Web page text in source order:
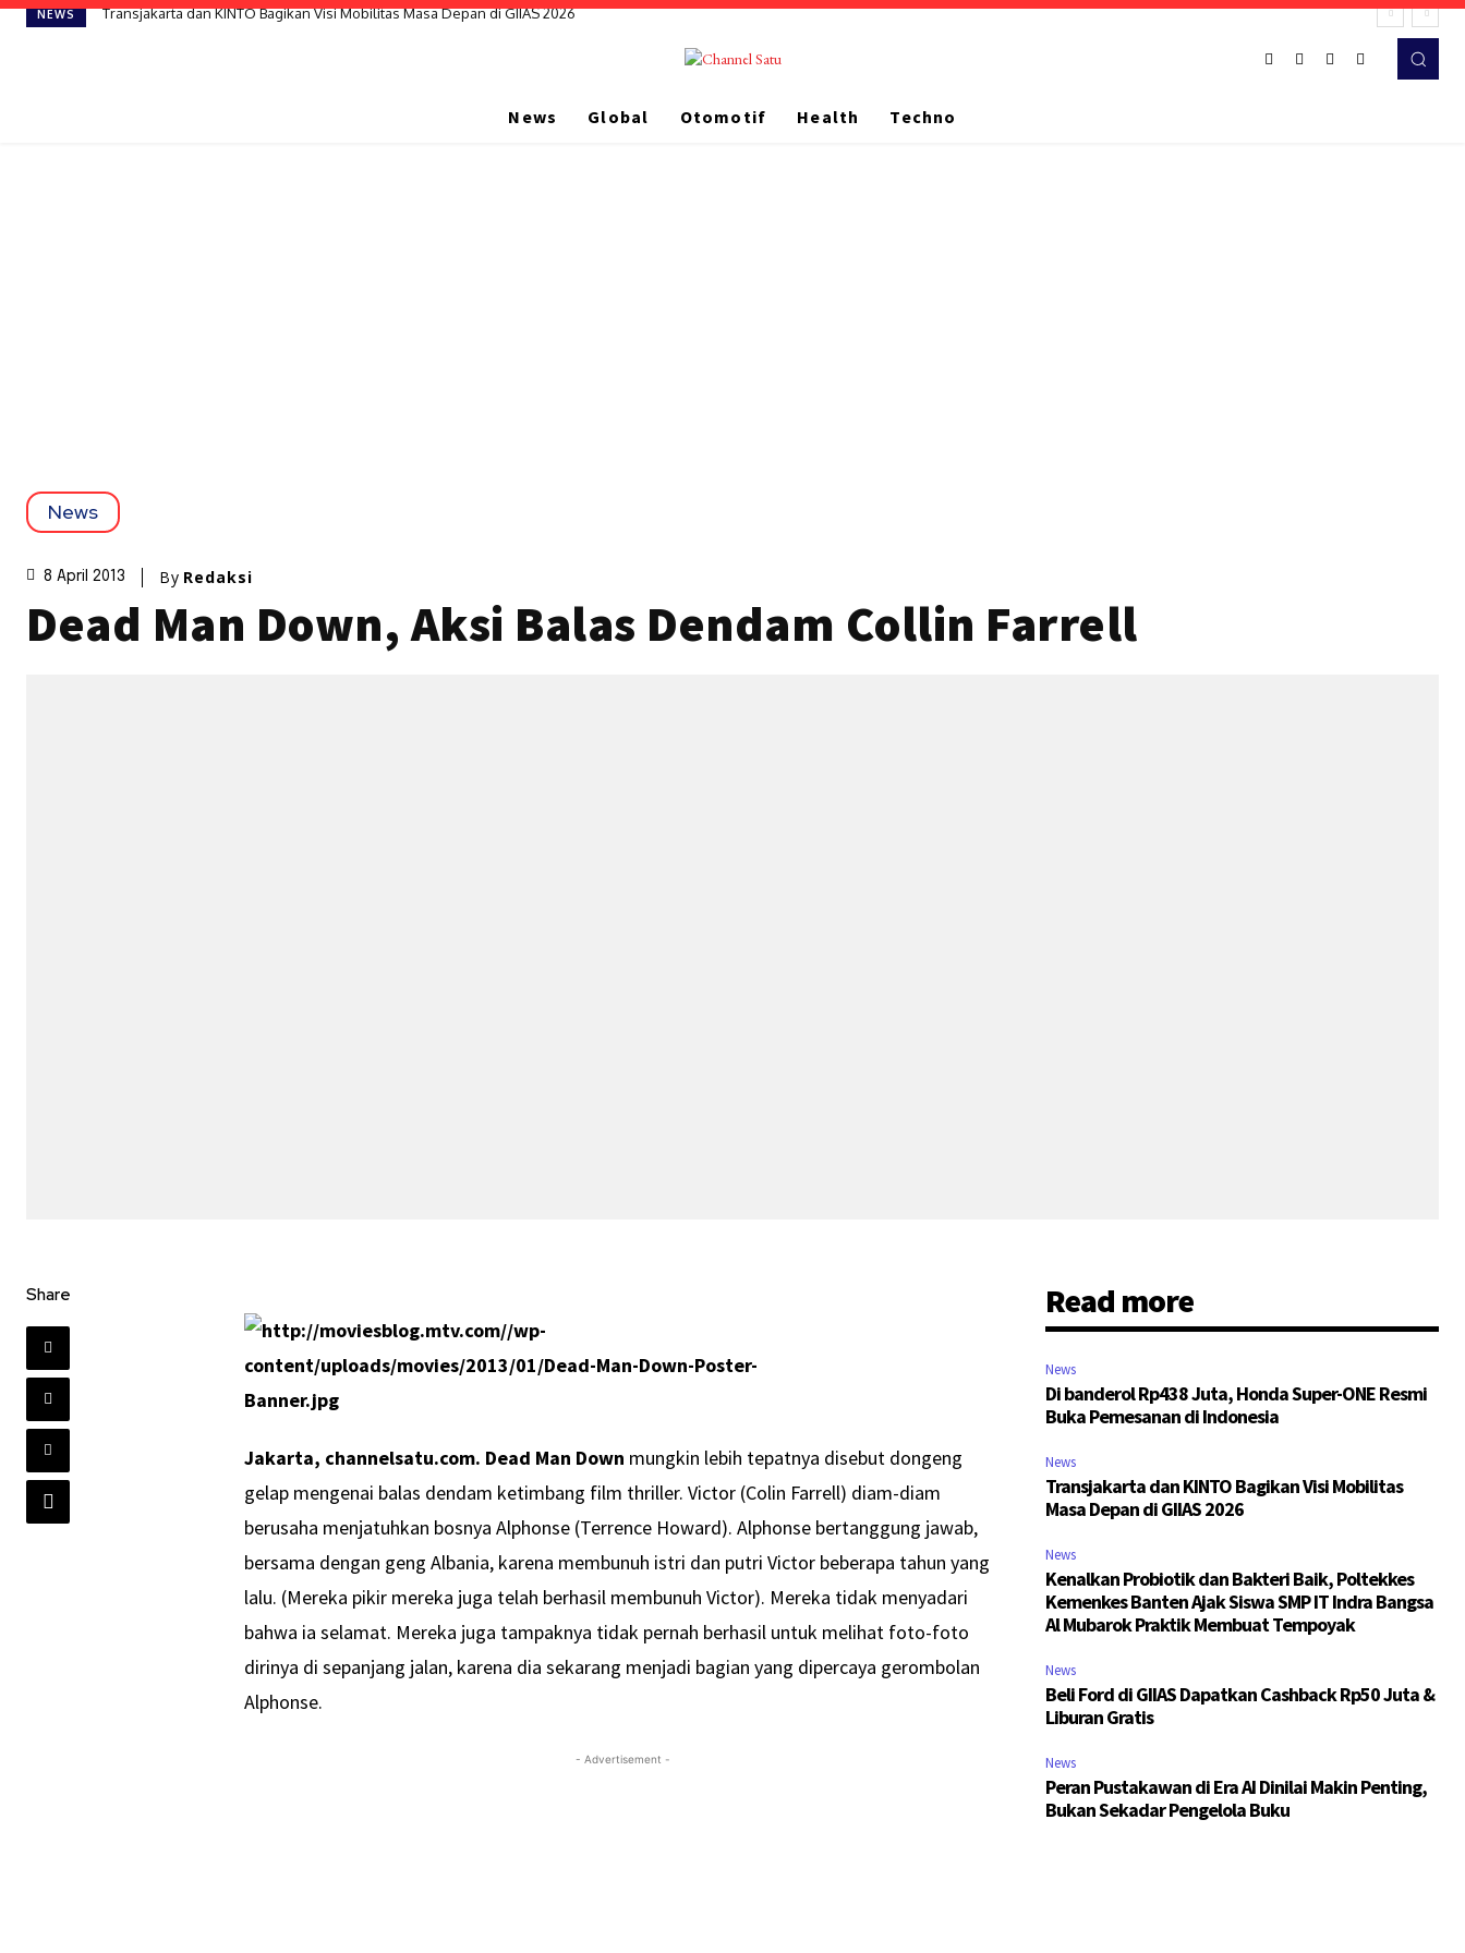
NEWS Transjakarta dan KINTO Bagikan Visi Mobilitas Masa Depan di GIIAS 2026
News Global Otomotif Health Techno
News
8 April 2013 By Redaksi
Dead Man Down, Aksi Balas Dendam Collin Farrell
Share
Jakarta, channelsatu.com. Dead Man Down mungkin lebih tepatnya disebut dongeng
gelap mengenai balas dendam ketimbang film thriller. Victor (Colin Farrell) diam-diam
berusaha menjatuhkan bosnya Alphonse (Terrence Howard). Alphonse bertanggung jawab,
bersama dengan geng Albania, karena membunuh istri dan putri Victor beberapa tahun yang
lalu. (Mereka pikir mereka juga telah berhasil membunuh Victor). Mereka tidak menyadari
bahwa ia selamat. Mereka juga tampaknya tidak pernah berhasil untuk melihat foto-foto
dirinya di sepanjang jalan, karena dia sekarang menjadi bagian yang dipercaya gerombolan
Alphonse.
- Advertisement -
Read more
News
Di banderol Rp438 Juta, Honda Super-ONE Resmi
Buka Pemesanan di Indonesia
News
Transjakarta dan KINTO Bagikan Visi Mobilitas
Masa Depan di GIIAS 2026
News
Kenalkan Probiotik dan Bakteri Baik, Poltekkes
Kemenkes Banten Ajak Siswa SMP IT Indra Bangsa
Al Mubarok Praktik Membuat Tempoyak
News
Beli Ford di GIIAS Dapatkan Cashback Rp50 Juta &
Liburan Gratis
News
Peran Pustakawan di Era AI Dinilai Makin Penting,
Bukan Sekadar Pengelola Buku